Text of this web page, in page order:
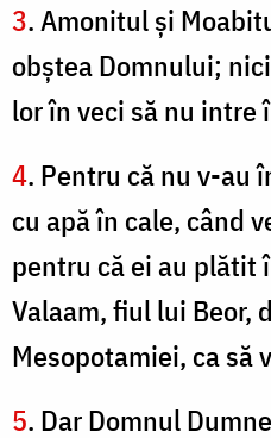
3. Amonitul şi
obştea Domnului;
lor în veci să nu intre
4. Pentru că nu v-au
cu apă în cale, când
pentru că ei au plătit
Valaam, fiul lui Beor,
Mesopotamiei, ca să
5. Dar Domnul